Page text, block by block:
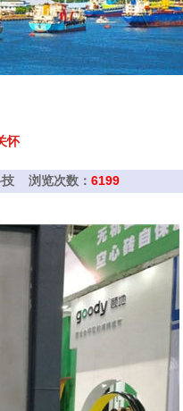
怀
技 浏览次数： 6199